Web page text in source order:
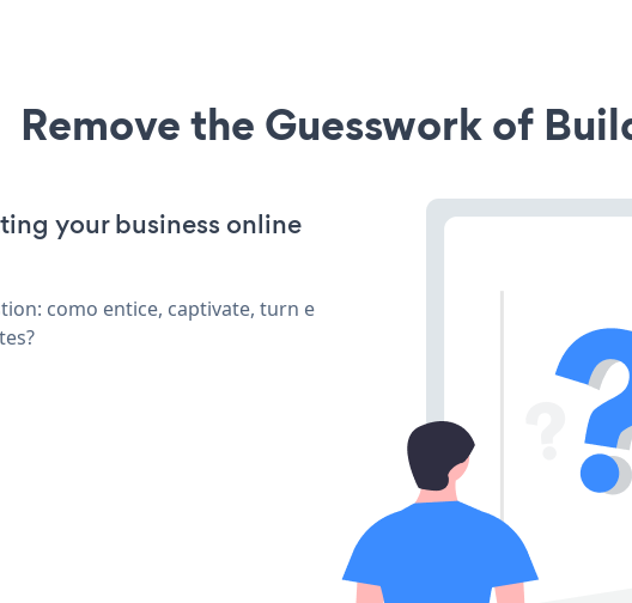
Remove the Guesswork of
your business online
como entice, captivate, turn e